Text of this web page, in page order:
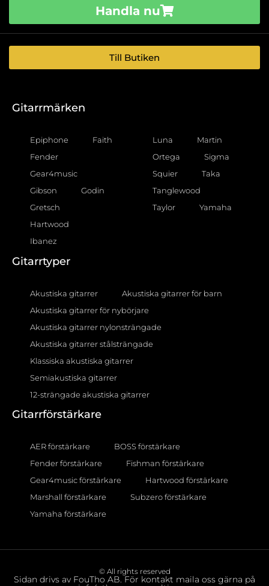
Handla nu
Till Butiken
Gitarrmärken
Epiphone
Faith
Fender
Gear4music
Gibson
Godin
Gretsch
Hartwood
Ibanez
Luna
Martin
Ortega
Sigma
Squier
Taka
Tanglewood
Taylor
Yamaha
Gitarrtyper
Akustiska gitarrer
Akustiska gitarrer för barn
Akustiska gitarrer för nybörjare
Akustiska gitarrer nylonsträngade
Akustiska gitarrer stålsträngade
Klassiska akustiska gitarrer
Semiakustiska gitarrer
12-strängade akustiska gitarrer
Gitarrförstärkare
AER förstärkare
BOSS förstärkare
Fender förstärkare
Fishman förstärkare
Gear4music förstärkare
Hartwood förstärkare
Marshall förstärkare
Subzero förstärkare
Yamaha förstärkare
© All rights reserved
Sidan drivs av FouTho AB. För kontakt maila oss gärna på